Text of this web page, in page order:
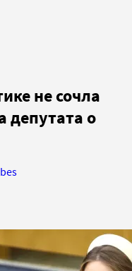
не сочла
депутата о